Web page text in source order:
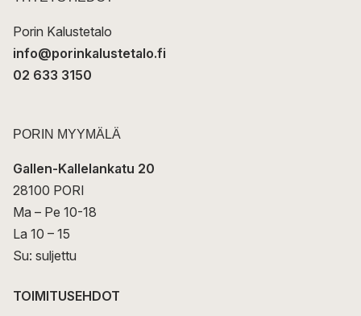
Porin Kalustetalo
info@porinkalustetalo.fi
02 633 3150
PORIN MYYMÄLÄ
Gallen-Kallelankatu 20
28100 PORI
Ma – Pe 10-18
La 10 – 15
Su: suljettu
TOIMITUSEHDOT